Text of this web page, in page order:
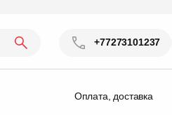
+77273101237
Оплата, доставка